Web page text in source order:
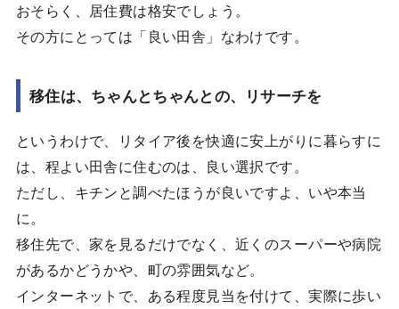
おそらく、居住費は格安でしょう。
その方にとっては「良い田舎」なわけです。
移住は、ちゃんとちゃんとの、リサーチを
というわけで、リタイア後を快適に安上がりに暮らすに
は、程よい田舎に住むのは、良い選択です。
ただし、キチンと調べたほうが良いですよ、いや本当
に。
移住先で、家を見るだけでなく、近くのスーパーや病院
があるかどうかや、町の雰囲気など。
インターネットで、ある程度見当を付けて、実際に歩い